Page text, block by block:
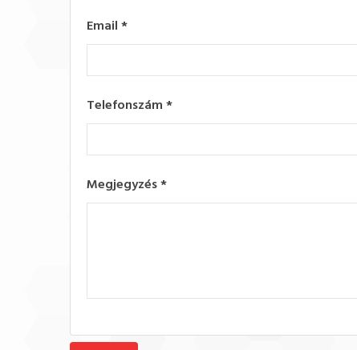
Email*
Telefonszám*
Megjegyzés*